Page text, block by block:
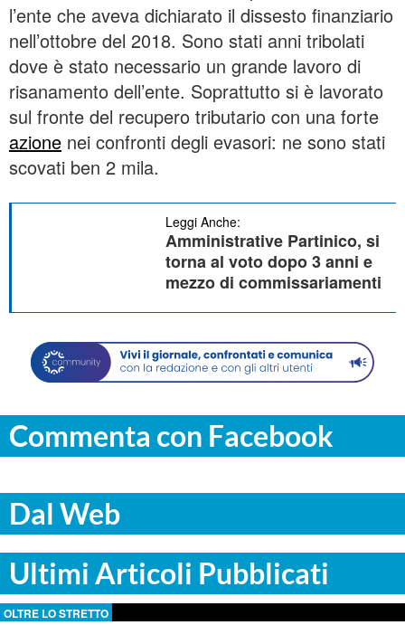
l’ente che aveva dichiarato il dissesto finanziario
nell’ottobre del 2018. Sono stati anni tribolati
dove è stato necessario un grande lavoro di
risanamento dell’ente. Soprattutto si è lavorato
sul fronte del recupero tributario con una forte
azione nei confronti degli evasori: ne sono stati
scovati ben 2 mila.
Leggi Anche:
Amministrative Partinico, si
torna al voto dopo 3 anni e
mezzo di commissariamenti
Commenta con Facebook
Dal Web
Ultimi Articoli Pubblicati
OLTRE LO STRETTO